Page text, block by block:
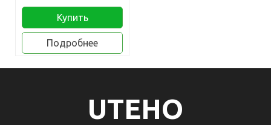
Купить
Подробнее
UTEHO